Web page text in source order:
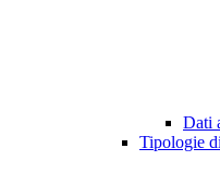
Dati
Tipologie